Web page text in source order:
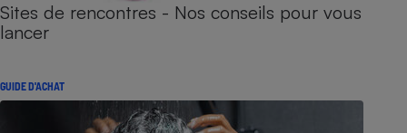
Sites de rencontres - Nos conseils pour vous
lancer
GUIDE D'ACHAT